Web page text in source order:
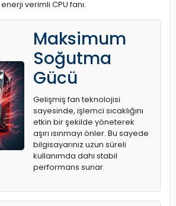
enerji verimli CPU fanı.
Maksimum
Soğutma
Gücü
Gelişmiş fan teknolojisi
sayesinde, işlemci sıcaklığını
etkin bir şekilde yöneterek
aşırı ısınmayı önler. Bu sayede
bilgisayarınız uzun süreli
kullanımda dahi stabil
performans sunar.